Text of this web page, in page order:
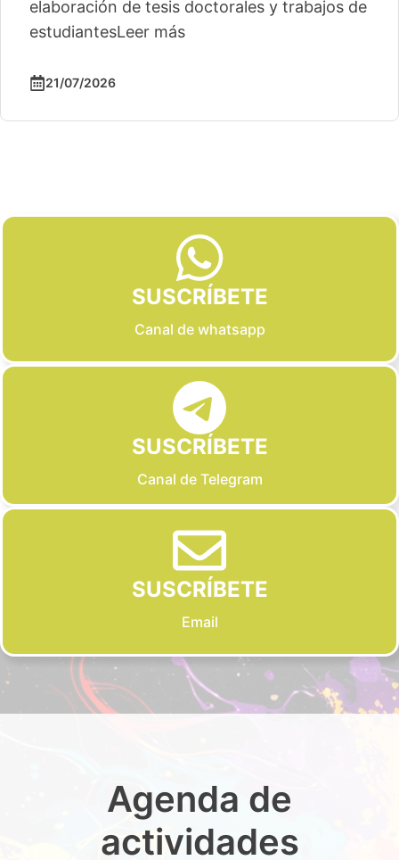
elaboración de tesis doctorales y trabajos de
estudiantesLeer más
21/07/2026
SUSCRÍBETE
Canal de whatsapp
SUSCRÍBETE
Canal de Telegram
SUSCRÍBETE
Email
Agenda de
actividades